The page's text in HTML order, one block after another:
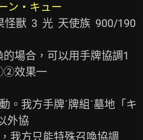
ン・キュー
獸  3  光  天使族  900/190
場合，可以用手牌協調1
效果一
。我方手牌˙牌組˙墓地「キ
外協